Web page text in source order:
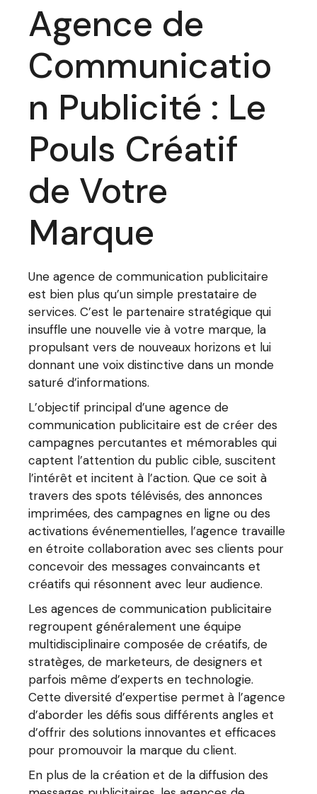
Agence de
Communicatio
n Publicité : Le
Pouls Créatif
de Votre
Marque
Une agence de communication publicitaire
est bien plus qu’un simple prestataire de
services. C’est le partenaire stratégique qui
insuffle une nouvelle vie à votre marque, la
propulsant vers de nouveaux horizons et lui
donnant une voix distinctive dans un monde
saturé d’informations.
L’objectif principal d’une agence de
communication publicitaire est de créer des
campagnes percutantes et mémorables qui
captent l’attention du public cible, suscitent
l’intérêt et incitent à l’action. Que ce soit à
travers des spots télévisés, des annonces
imprimées, des campagnes en ligne ou des
activations événementielles, l’agence travaille
en étroite collaboration avec ses clients pour
concevoir des messages convaincants et
créatifs qui résonnent avec leur audience.
Les agences de communication publicitaire
regroupent généralement une équipe
multidisciplinaire composée de créatifs, de
stratèges, de marketeurs, de designers et
parfois même d’experts en technologie.
Cette diversité d’expertise permet à l’agence
d’aborder les défis sous différents angles et
d’offrir des solutions innovantes et efficaces
pour promouvoir la marque du client.
En plus de la création et de la diffusion des